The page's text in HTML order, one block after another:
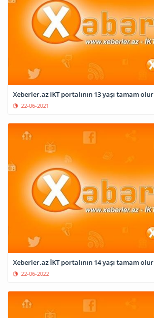
Xeberler.az iKT portalının 13 yaşı tamam olur
22-06-2021
Xeberler.az İKT portalının 14 yaşı tamam olur
22-06-2022